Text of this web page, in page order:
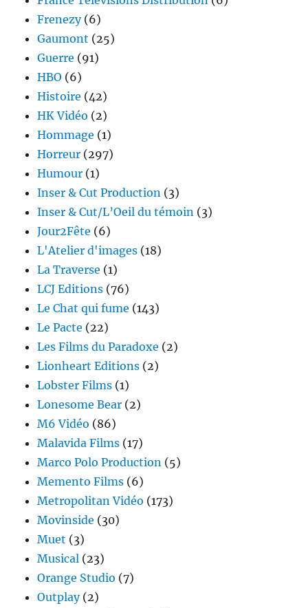
Frenezy(6)
Gaumont (25)
Guerre (91)
HBO (6)
Histoire (42)
HK Vidéo (2)
Hommage (1)
Horreur (297)
Humour (1)
Inser & Cut Production (3)
Inser & Cut/L’Oeil du témoin (3)
Jour2Fête (6)
L'Atelier d'images (18)
La Traverse (1)
LCJ Editions (76)
Le Chat qui fume (143)
Le Pacte (22)
Les Films du Paradoxe (2)
Lionheart Editions (2)
Lobster Films (1)
Lonesome Bear (2)
M6 Vidéo (86)
Malavida Films (17)
Marco Polo Production (5)
Memento Films (6)
Metropolitan Vidéo (173)
Movinside (30)
Muet (3)
Musical (23)
Orange Studio (7)
Outplay(2)